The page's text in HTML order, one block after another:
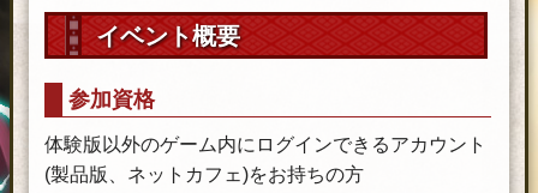
イベント概要
参加資格
体験版以外のゲーム内にログインできるアカウント
(製品版、ネットカフェ)をお持ちの方